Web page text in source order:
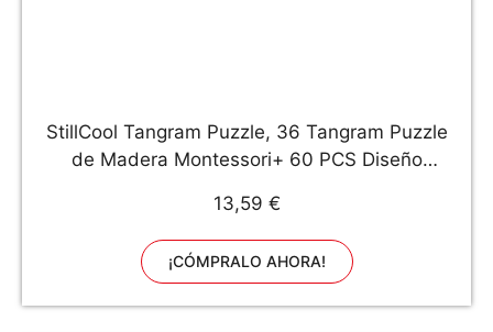
StillCool Tangram Puzzle, 36 Tangram Puzzle
de Madera Montessori+ 60 PCS Diseño
Animales Puzzles Juegos de Clasificación y
Apilamiento para Niños(2 años +)
13,59 €
¡CÓMPRALO AHORA!